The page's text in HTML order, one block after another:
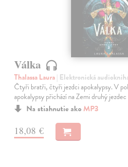
Válka
Thalassa Laura| Elektronická
Čtyři bratři, čtyři jezdci apokalypsy. V
apokalypsy přichází na Zemi druhý
Na stiahnutie ako MP3
18,08 €